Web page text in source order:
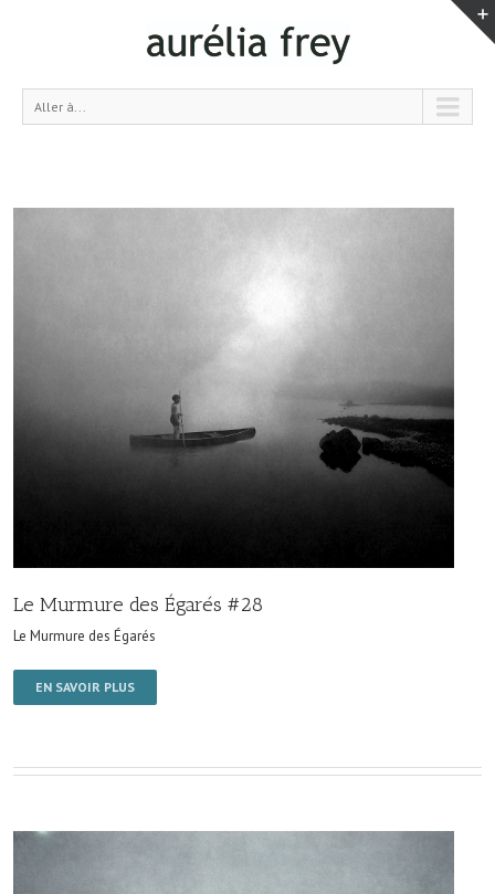
Aller à...
Le Murmure des Égarés #28
Le Murmure des Égarés
EN SAVOIR PLUS